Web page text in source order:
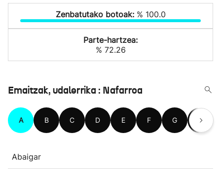
Zenbatutako botoak: % 100.0
Parte-hartzea:
% 72.26
Emaitzak, udalerrika : Nafarroa
A B C D E F G H
Abaigar